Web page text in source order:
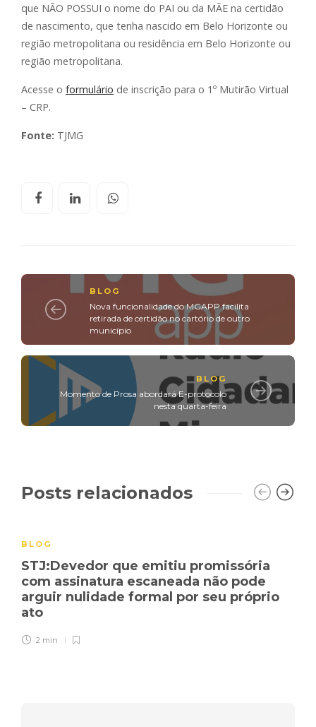
que NÃO POSSUI o nome do PAI ou da MÃE na certidão
de nascimento, que tenha nascido em Belo Horizonte ou
região metropolitana ou residência em Belo Horizonte ou
região metropolitana.
Acesse o formulário de inscrição para o 1º Mutirão Virtual
– CRP.
Fonte: TJMG
BLOG
Nova funcionalidade do MGAPP facilita
retirada de certidão no cartório de outro
município
BLOG
Momento de Prosa abordará E-protocolo
nesta quarta-feira
Posts relacionados
BLOG
STJ:Devedor que emitiu promissória
com assinatura escaneada não pode
arguir nulidade formal por seu próprio
ato
2 min